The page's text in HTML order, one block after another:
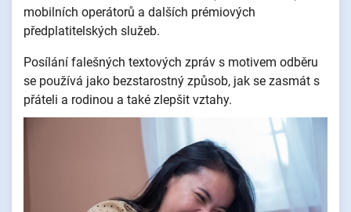
mobilních operátorů a dalších prémiových
předplatitelských služeb.
Posílání falešných textových zpráv s motivem odběru
se používá jako bezstarostný způsob, jak se zasmát s
přáteli a rodinou a také zlepšit vztahy.